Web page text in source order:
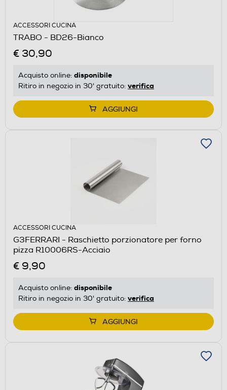
ACCESSORI CUCINA
TRABO - BD26-Bianco
€ 30,90
Acquisto online: disponibile
Ritiro in negozio in 30' gratuito: verifica
AGGIUNGI
ACCESSORI CUCINA
G3FERRARI - Raschietto porzionatore per forno
pizza R10006RS-Acciaio
€ 9,90
Acquisto online: disponibile
Ritiro in negozio in 30' gratuito: verifica
AGGIUNGI